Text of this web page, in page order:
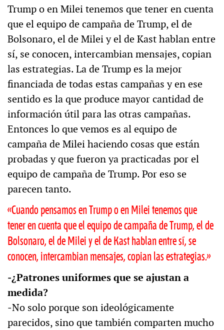
Trump o en Milei tenemos que tener en cuenta
que el equipo de campaña de Trump, el de
Bolsonaro, el de Milei y el de Kast hablan entre
sí, se conocen, intercambian mensajes, copian
las estrategias. La de Trump es la mejor
financiada de todas estas campañas y en ese
sentido es la que produce mayor cantidad de
información útil para las otras campañas.
Entonces lo que vemos es al equipo de
campaña de Milei haciendo cosas que están
probadas y que fueron ya practicadas por el
equipo de campaña de Trump. Por eso se
parecen tanto.
«Cuando pensamos en Trump o en Milei tenemos que
tener en cuenta que el equipo de campaña de Trump, el de
Bolsonaro, el de Milei y el de Kast hablan entre sí, se
conocen, intercambian mensajes, copian las estrategias.»
‒¿Patrones uniformes que se ajustan a
medida?
‒No solo porque son ideológicamente
parecidos, sino que también comparten mucho